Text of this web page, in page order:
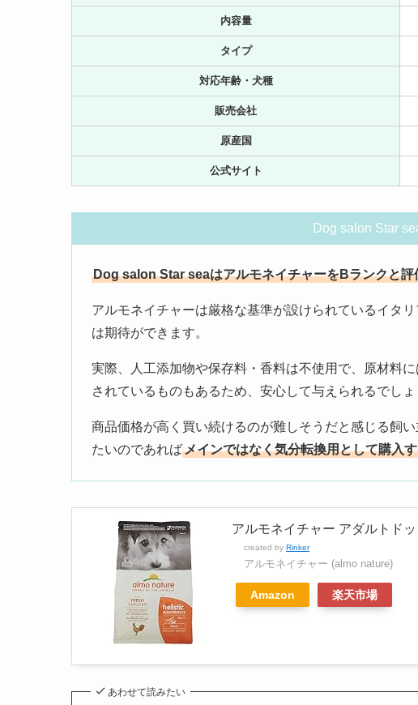
内容量
タイプ
対応年齢・犬種
販売会社
原産国
公式サイト
Dog salon Star
Dog salon Star seaはアルモネイチャーをBランクと評
アルモネイチャーは厳格な基準が設けられているイタ
は期待ができます。
実際、人工添加物や保存料・香料は不使用で、原材料
されているものもあるため、安心して与えられるでしょ
商品価格が高く買い続けるのが難しそうだと感じる飼
たいのであればメインではなく気分転換用として購入
アルモネイチャー アダルトド
created by Rinker
アルモネイチャー (almo nature)
Amazon 楽天市場
あわせて読みたい